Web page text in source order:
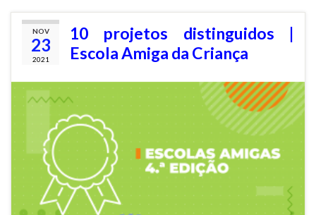
NOV
23
2021
10 projetos distinguidos |
Escola Amiga da Criança